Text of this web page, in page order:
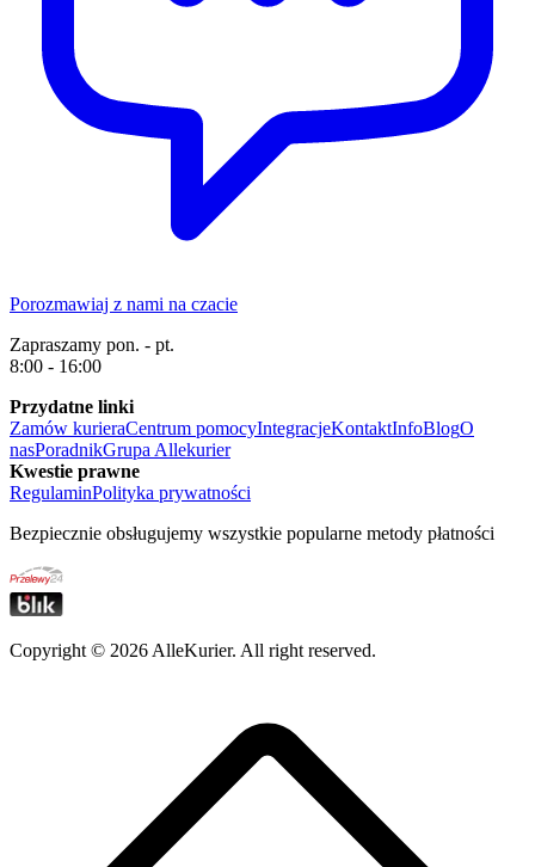
Porozmawiaj z nami na czacie
Zapraszamy pon. - pt.
8:00 - 16:00
Przydatne linki
Zamów kurieraCentrum pomocyIntegracjeKontaktInfoBlogO
nasPoradnikGrupa Allekurier
Kwestie prawne
RegulaminPolityka prywatności
Bezpiecznie obsługujemy wszystkie popularne metody płatności
Copyright © 2026 AlleKurier. All right reserved.